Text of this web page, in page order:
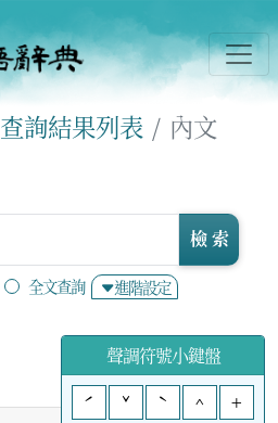
查詢結果列表 內文
全文查詢 進階設定
檢 索
聲調符號小鍵盤
ˊ
ˇ ˋ ^ +